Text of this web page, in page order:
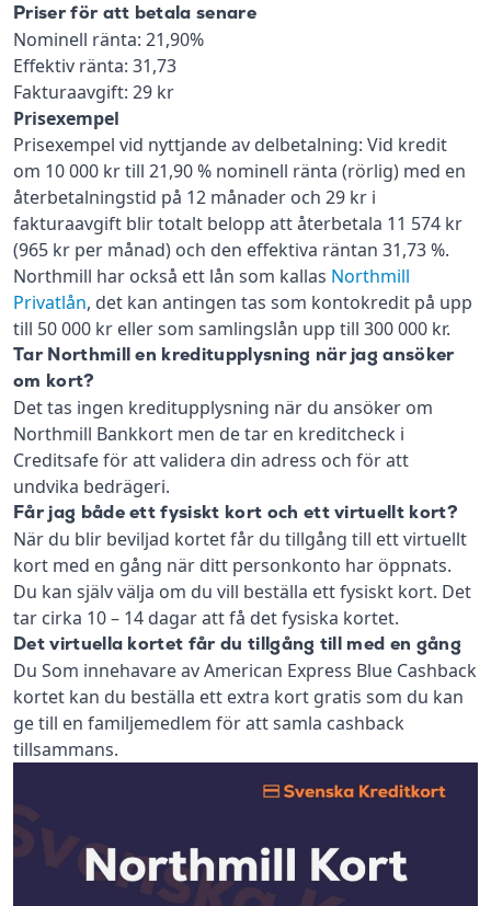
Priser för att betala senare
Nominell ränta: 21,90%
Effektiv ränta: 31,73
Fakturaavgift: 29 kr
Prisexempel
Prisexempel vid nyttjande av delbetalning: Vid kredit
om 10 000 kr till 21,90 % nominell ränta (rörlig) med en
återbetalningstid på 12 månader och 29 kr i
fakturaavgift blir totalt belopp att återbetala 11 574 kr
(965 kr per månad) och den effektiva räntan 31,73 %.
Northmill har också ett lån som kallas Northmill
Privatlån, det kan antingen tas som kontokredit på upp
till 50 000 kr eller som samlingslån upp till 300 000 kr.
Tar Northmill en kreditupplysning när jag ansöker
om kort?
Det tas ingen kreditupplysning när du ansöker om
Northmill Bankkort men de tar en kreditcheck i
Creditsafe för att validera din adress och för att
undvika bedrägeri.
Får jag både ett fysiskt kort och ett virtuellt kort?
När du blir beviljad kortet får du tillgång till ett virtuellt
kort med en gång när ditt personkonto har öppnats.
Du kan själv välja om du vill beställa ett fysiskt kort. Det
tar cirka 10 – 14 dagar att få det fysiska kortet.
Det virtuella kortet får du tillgång till med en gång
Du Som innehavare av American Express Blue Cashback
kortet kan du beställa ett extra kort gratis som du kan
ge till en familjemedlem för att samla cashback
tillsammans.